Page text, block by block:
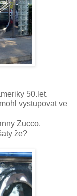
50.let.
vystupovat ve
Zucco.
že?